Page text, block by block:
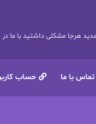
مشکلی داشتید با ما در ارتباط
تماس با ما حساب